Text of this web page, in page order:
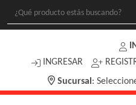
INGRESAR
Sucursal :